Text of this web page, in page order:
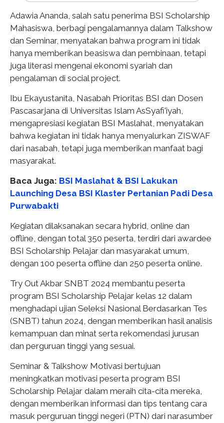
Adawia Ananda, salah satu penerima BSI Scholarship
Mahasiswa, berbagi pengalamannya dalam Talkshow
dan Seminar, menyatakan bahwa program ini tidak
hanya memberikan beasiswa dan pembinaan, tetapi
juga literasi mengenai ekonomi syariah dan
pengalaman di social project.
Ibu Ekayustanita, Nasabah Prioritas BSI dan Dosen
Pascasarjana di Universitas Islam AsSyafi'iyah,
mengapresiasi kegiatan BSI Maslahat, menyatakan
bahwa kegiatan ini tidak hanya menyalurkan ZISWAF
dari nasabah, tetapi juga memberikan manfaat bagi
masyarakat.
Baca Juga: BSI Maslahat & BSI Lakukan
Launching Desa BSI Klaster Pertanian Padi Desa
Purwabakti
Kegiatan dilaksanakan secara hybrid, online dan
offline, dengan total 350 peserta, terdiri dari awardee
BSI Scholarship Pelajar dan masyarakat umum,
dengan 100 peserta offline dan 250 peserta online.
Try Out Akbar SNBT 2024 membantu peserta
program BSI Scholarship Pelajar kelas 12 dalam
menghadapi ujian Seleksi Nasional Berdasarkan Tes
(SNBT) tahun 2024, dengan memberikan hasil analisis
kemampuan dan minat serta rekomendasi jurusan
dan perguruan tinggi yang sesuai.
Seminar & Talkshow Motivasi bertujuan
meningkatkan motivasi peserta program BSI
Scholarship Pelajar dalam meraih cita-cita mereka,
dengan memberikan informasi dan tips tentang cara
masuk perguruan tinggi negeri (PTN) dari narasumber